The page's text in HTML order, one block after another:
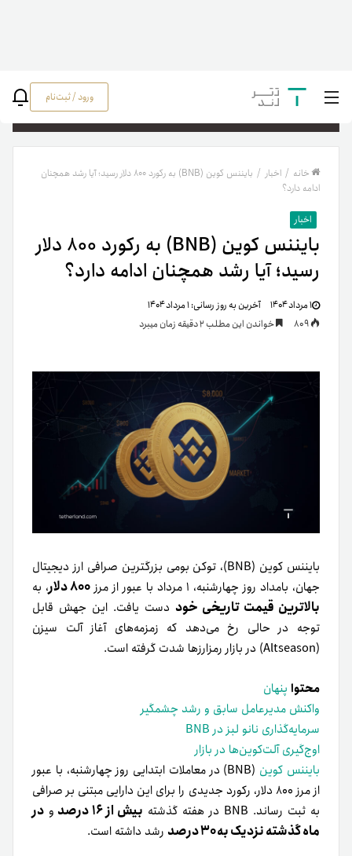
ورود / ثبت‌نام
خانه / اخبار /
بایننس کوین (BNB) به رکورد ۸۰۰ دلار رسید؛ آیا رشد همچنان
ادامه دارد؟
اخبار
بایننس کوین (BNB) به رکورد ۸۰۰ دلار
رسید؛ آیا رشد همچنان ادامه دارد؟
۱ مرداد ۱۴۰۴ آخرین به روز رسانی:۱ مرداد ۱۴۰۴
خواندن این مطلب 2 دقیقه زمان میبرد
بایننس کوین (BNB)، توکن بومی بزرگترین صرافی ارز دیجیتال
جهان، بامداد روز چهارشنبه، ۱ مرداد با عبور از مرز
۸۰۰ دلار ، به
بالاترین قیمت تاریخی خود دست یافت. این جهش قابل
توجه در حالی رخ می‌دهد که زمزمه‌های آغاز آلت سیزن
(Altseason) در بازار رمزارزها شدت گرفته است.
محتوا پنهان
واکنش مدیرعامل سابق و رشد چشمگیر
سرمایه‌گذاری نانو لبز در BNB
اوج‌گیری آلت‌کوین‌ها در بازار
بایننس کوین
(BNB) در معاملات ابتدایی روز چهارشنبه، با عبور
از مرز ۸۰۰ دلار، رکورد جدیدی را برای این دارایی مبتنی بر صرافی
به ثبت رساند. BNB در هفته گذشته
بیش از ۱۶ درصد و در
ماه گذشته نزدیک به ۳۰ درصد
رشد داشته است.